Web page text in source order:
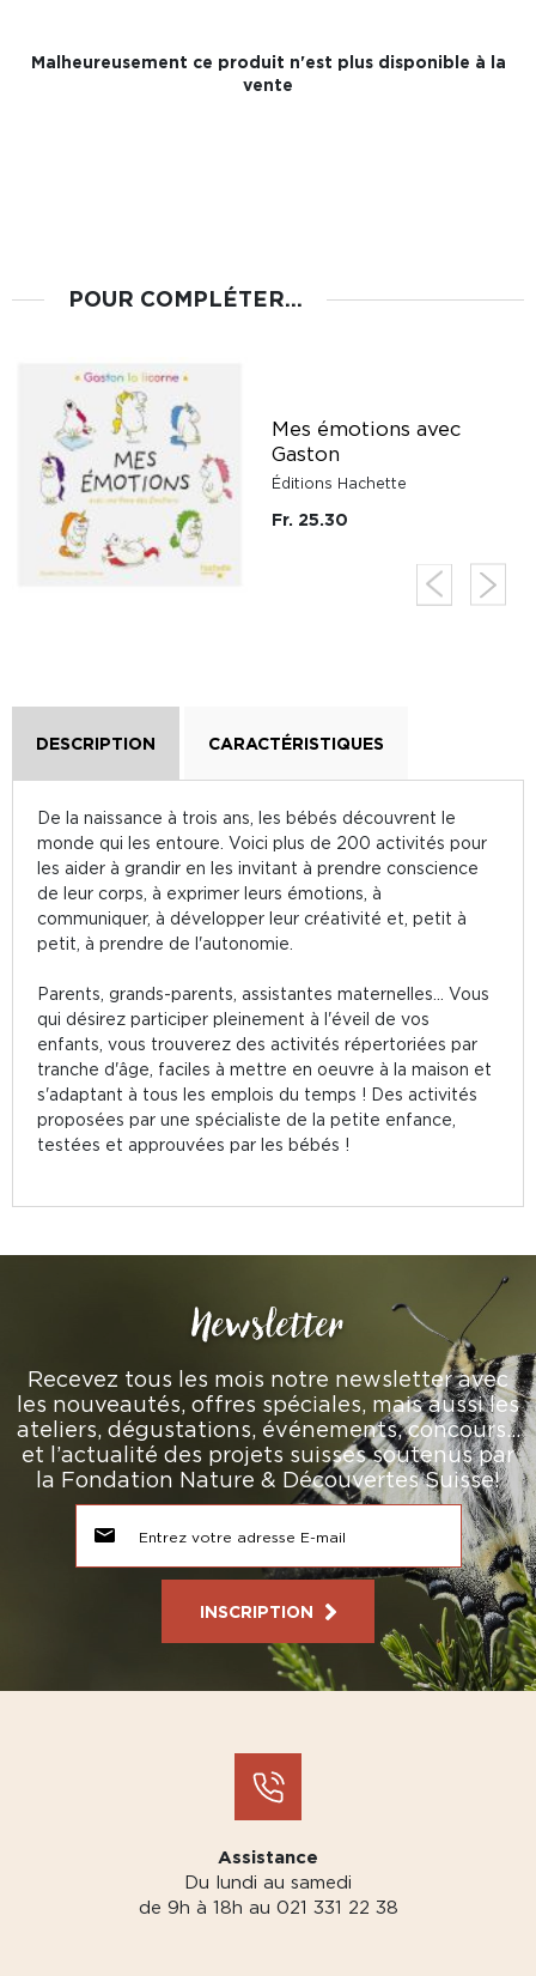
Malheureusement ce produit n'est plus disponible à la
vente
POUR COMPLÉTER...
Mes émotions avec
Gaston
Éditions Hachette
Fr. 25.30
DESCRIPTION CARACTÉRISTIQUES
De la naissance à trois ans, les bébés découvrent le
monde qui les entoure. Voici plus de 200 activités pour
les aider à grandir en les invitant à prendre conscience
de leur corps, à exprimer leurs émotions, à
communiquer, à développer leur créativité et, petit à
petit, à prendre de l'autonomie.
Parents, grands-parents, assistantes maternelles... Vous
qui désirez participer pleinement à l'éveil de vos
enfants, vous trouverez des activités répertoriées par
tranche d'âge, faciles à mettre en oeuvre à la maison et
s'adaptant à tous les emplois du temps ! Des activités
proposées par une spécialiste de la petite enfance,
testées et approuvées par les bébés !
Newsletter
Recevez tous les mois notre newsletter avec
les nouveautés, offres spéciales, mais aussi les
ateliers, dégustations, événements, concours…
et l’actualité des projets suisses soutenus par
la Fondation Nature & Découvertes Suisse!
INSCRIPTION
Assistance
Du lundi au samedi
de 9h à 18h au 021 331 22 38